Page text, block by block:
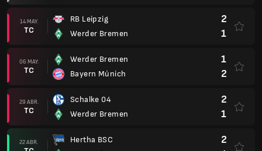
14 MAY.
TC
RB Leipzig
Werder Bremen
2
1
06 MAY.
TC
Werder Bremen
Bayern Múnich
1
2
29 ABR.
TC
Schalke 04
Werder Bremen
2
1
22 ABR.
Hertha BSC
2